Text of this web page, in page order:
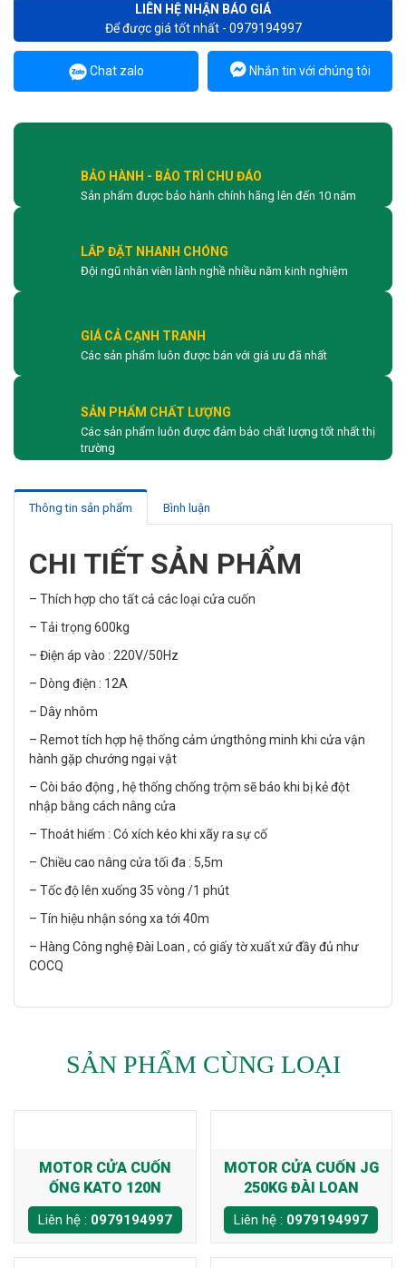
LIÊN HỆ NHẬN BÁO GIÁ
Để được giá tốt nhất - 0979194997
Chat zalo Nhắn tin với chúng tôi
BẢO HÀNH - BẢO TRÌ CHU ĐÁO
Sản phẩm được bảo hành chính hãng lên đến 10 năm
LẮP ĐẶT NHANH CHÓNG
Đội ngũ nhân viên lành nghề nhiều năm kinh nghiệm
GIÁ CẢ CẠNH TRANH
Các sản phẩm luôn được bán với giá ưu đã nhất
SẢN PHẨM CHẤT LƯỢNG
Các sản phẩm luôn được đảm bảo chất lượng tốt nhất thị
trường
Thông tin sản phẩm Bình luận
CHI TIẾT SẢN PHẨM
– Thích hợp cho tất cả các loại cửa cuốn
– Tải trọng 600kg
– Điện áp vào : 220V/50Hz
– Dòng điện : 12A
– Dây nhôm
– Remot tích hợp hệ thống cảm ứngthông minh khi cửa vận
hành gặp chướng ngại vật
– Còi báo động , hệ thống chống trộm sẽ báo khi bị kẻ đột
nhập bằng cách nâng cửa
– Thoát hiểm : Có xích kéo khi xãy ra sự cố
– Chiều cao nâng cửa tối đa : 5,5m
– Tốc độ lên xuống 35 vòng /1 phút
– Tín hiệu nhận sóng xa tới 40m
– Hàng Công nghệ Đài Loan , có giấy tờ xuất xứ đầy đủ như
COCQ
SẢN PHẨM CÙNG LOẠI
MOTOR CỬA CUỐN
ỐNG KATO 120N
Liên hệ : 0979194997
MOTOR CỬA CUỐN JG
250KG ĐÀI LOAN
Liên hệ : 0979194997